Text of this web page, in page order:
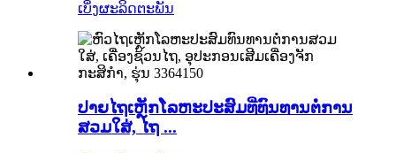
ເບິ່ງຜະລິດຕະພັນ
ປາຍໄຖເຫຼັກໂລຫະປະສົມທີ່ທົນທານຕໍ່ການ
ສວມໃສ່, ໄຖ ...